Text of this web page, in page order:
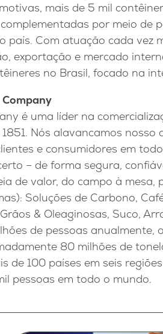
mais de 5 mil
por meio de
país. Com atuação cada vez
exportação e mercado
no Brasil, focado na
é uma líder na
Nós alavancamos
e consumidores em
– de forma segura,
de valor, do campo à mesa,
Soluções de Carbono,
& Oleaginosas, Suco,
de pessoas anualmente,
80 milhões de
de 100 países em seis
pessoas em todo o mundo.